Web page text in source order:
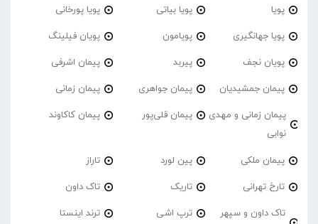
پویا پویا بیاتی پویا پورخانی
پویا جهانگیری پویامون پویان فیلینگ
پویان نجف پیربد پیمان اشرفی
پیمان جمشیدیان پیمان جواهری پیمان زمانی
پیمان زمانی و مهدی
نوابی
پیمان قلی‌پور پیمان کاکاوند
پیمان ملکی پین لورد تاراز
تارخ تهرانی تاریک تاک داون
تاک داون و سپهر
ترپ اشی ترند اینستا